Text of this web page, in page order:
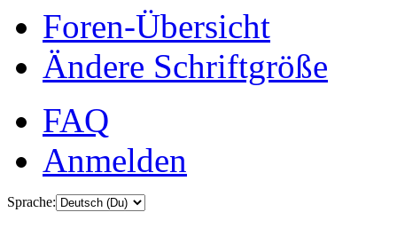
Foren-Übersicht
Ändere Schriftgröße
FAQ
Anmelden
Sprache: